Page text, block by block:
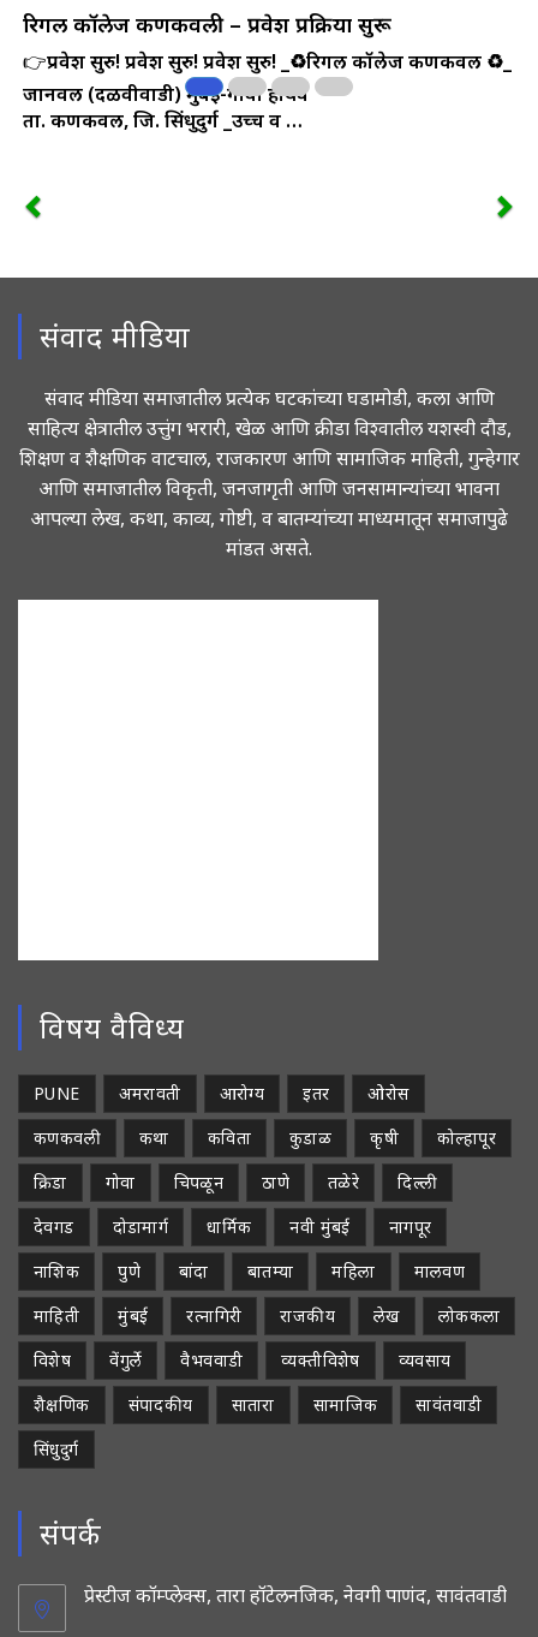
रिगल कॉलेज कणकवली – प्रवेश प्रक्रिया सुरू
👉प्रवेश सुरु! प्रवेश सुरु! प्रवेश सुरु! _♻️रिगल कॉलेज कणकवली ♻️_
जानवली (दळवीवाडी) मुंबई-गोवा हायवे
ता. कणकवली, जि. सिंधुदुर्ग _उच्च व …
संवाद मीडिया
संवाद मीडिया समाजातील प्रत्येक घटकांच्या घडामोडी, कला आणि
साहित्य क्षेत्रातील उत्तुंग भरारी, खेळ आणि क्रीडा विश्वातील यशस्वी दौड,
शिक्षण व शैक्षणिक वाटचाल, राजकारण आणि सामाजिक माहिती, गुन्हेगार
आणि समाजातील विकृती, जनजागृती आणि जनसामान्यांच्या भावना
आपल्या लेख, कथा, काव्य, गोष्टी, व बातम्यांच्या माध्यमातून समाजापुढे
मांडत असते.
विषय वैविध्य
PUNE अमरावती आरोग्य इतर
ओरोस
कणकवली
कथा कविता कुडाळ कृषी
कोल्हापूर
क्रिडा
गोवा चिपळून ठाणे तळेरे
दिल्ली
देवगड
दोडामार्ग धार्मिक नवी मुंबई
नागपूर
नाशिक
पुणे बांदा बातम्या महिला
मालवण
माहिती
मुंबई रत्नागिरी राजकीय लेख
लोककला
विशेष
वेंगुर्ले वैभववाडी व्यक्तीविशेष
व्यवसाय
शैक्षणिक
संपादकीय सातारा सामाजिक
सावंतवाडी
सिंधुदुर्ग
संपर्क
प्रेस्टीज कॉम्प्लेक्स, तारा हॉटेलनजिक, नेवगी पाणंद, सावंतवाडी